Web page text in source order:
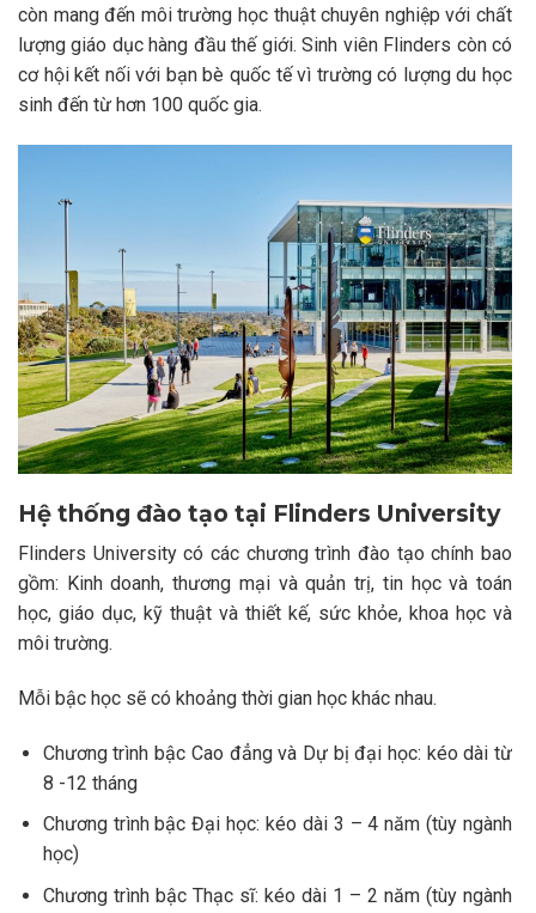
còn mang đến môi trường học thuật chuyên nghiệp với chất
lượng giáo dục hàng đầu thế giới. Sinh viên Flinders còn có
cơ hội kết nối với bạn bè quốc tế vì trường có lượng du học
sinh đến từ hơn 100 quốc gia.
Hệ thống đào tạo tại Flinders University
Flinders University có các chương trình đào tạo chính bao
gồm: Kinh doanh, thương mại và quản trị, tin học và toán
học, giáo dục, kỹ thuật và thiết kế, sức khỏe, khoa học và
môi trường.
Mỗi bậc học sẽ có khoảng thời gian học khác nhau.
Chương trình bậc Cao đẳng và Dự bị đại học: kéo dài từ
8 -12 tháng
Chương trình bậc Đại học: kéo dài 3 – 4 năm (tùy ngành
học)
Chương trình bậc Thạc sĩ: kéo dài 1 – 2 năm (tùy ngành